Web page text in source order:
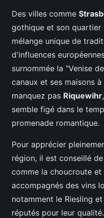
Des villes comme
gothique et son
mélange unique de
d'influences
surnommée la "Venise
canaux et ses maisons
manquez pas Riquewihr
semble figé dans le
promenade romantique.
Pour apprécier
région, il est conseillé
comme la choucroute
accompagnés des vins
notamment le Riesling
réputés pour leur